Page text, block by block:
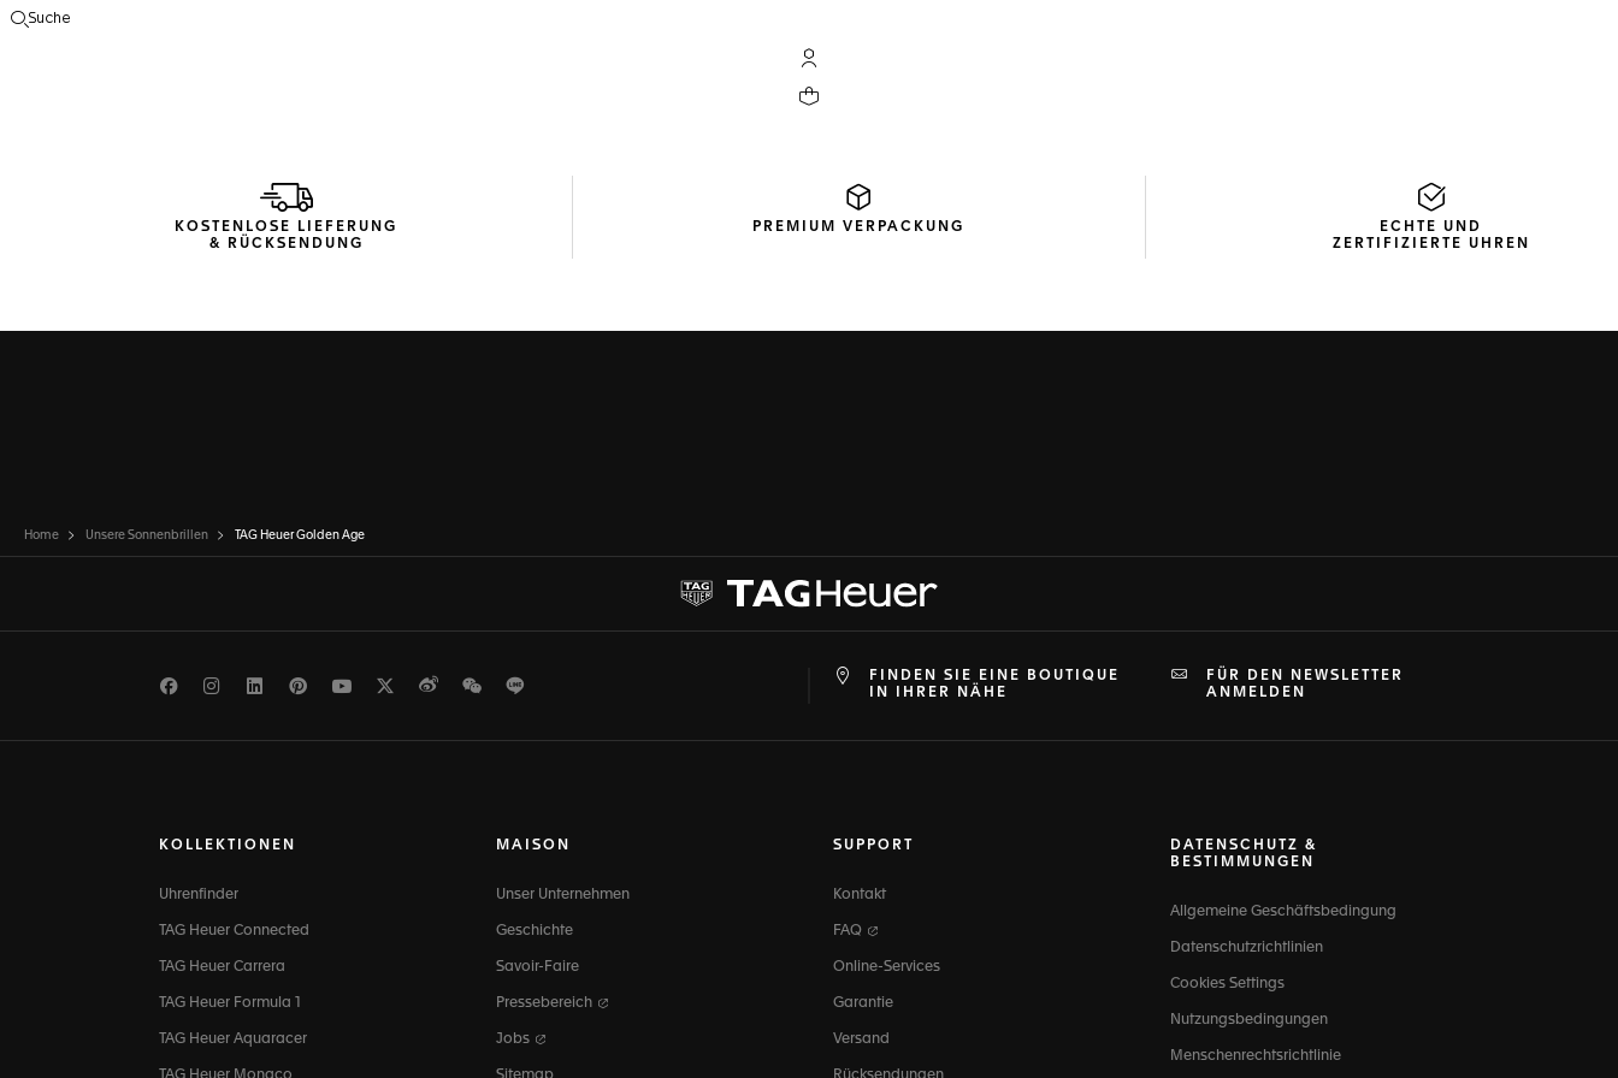
Suche
My TAG Heuer Konto
Ihr Warenkorb enthält 0 Produkte
KOSTENLOSE LIEFERUNG
& RÜCKSENDUNG
PREMIUM VERPACKUNG
ECHTE UND
ZERTIFIZIERTE UHREN
Home Unsere Sonnenbrillen TAG Heuer Golden Age
FacebookInstagramLinkedInPinterest
Youtube
TwitterWeiboWeChat
FINDEN SIE EINE BOUTIQUE
IN IHRER NÄHE
FÜR DEN NEWSLETTER
ANMELDEN
KOLLEKTIONEN
Uhrenfinder
TAG Heuer Connected
TAG Heuer Carrera
TAG Heuer Formula 1
TAG Heuer Aquaracer
MAISON
Unser Unternehmen
Geschichte
Savoir-Faire
Pressebereich
Jobs
SUPPORT
Kontakt
FAQ
Online-Services
Garantie
Versand
DATENSCHUTZ &
BESTIMMUNGEN
Allgemeine Geschäftsbedingung
Datenschutzrichtlinien
Cookies Settings
Nutzungsbedingungen
Menschenrechtsrichtlinie